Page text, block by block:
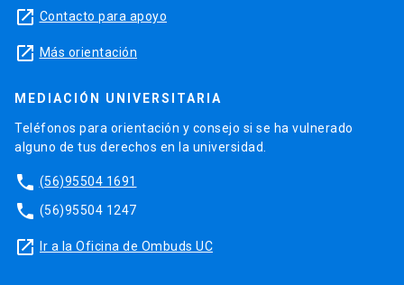
launch Contacto para apoyo
launch Más orientación
MEDIACIÓN UNIVERSITARIA
Teléfonos para orientación y consejo si se ha vulnerado
alguno de tus derechos en la universidad.
phone (56)95504 1691
phone (56)95504 1247
launch Ir a la Oficina de Ombuds UC